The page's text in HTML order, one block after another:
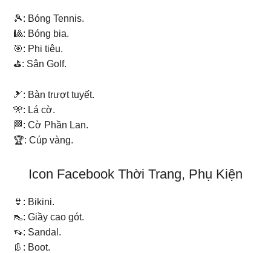
🎾: Bóng Tennis.
🎱: Bóng bia.
🎯: Phi tiêu.
⛳: Sân Golf.
🎿: Bàn trượt tuyết.
🎌: Lá cờ.
🏁: Cờ Phần Lan.
🏆: Cúp vàng.
Icon Facebook Thời Trang, Phụ Kiện
👙: Bikini.
👠: Giầy cao gót.
👡: Sandal.
👢: Boot.